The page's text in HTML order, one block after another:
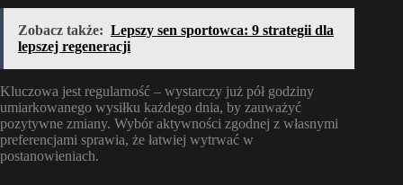
Zobacz także: Lepszy sen sportowca: 9 strategii dla
lepszej regeneracji
Kluczowa jest regularność – wystarczy już pół godziny
umiarkowanego wysiłku każdego dnia, by zauważyć
pozytywne zmiany. Wybór aktywności zgodnej z własnymi
preferencjami sprawia, że łatwiej wytrwać w
postanowieniach.